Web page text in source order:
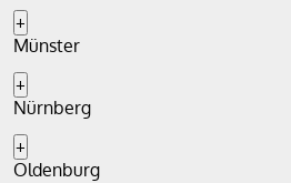
+
Münster
+
Nürnberg
+
Oldenburg